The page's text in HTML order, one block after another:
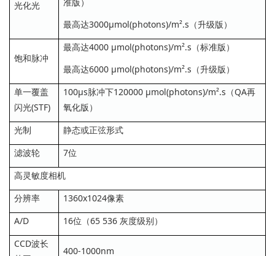
光化光
最高达3000µmol(photons)/m².s（升级版）
饱和脉冲
最高达4000 µmol(photons)/m².s（标准版）
最高达6000 µmol(photons)/m².s（升级版）
单一覆盖
闪光(STF)
100µs脉冲下120000 µmol(photons)/m².s（QA再
氧化版）
光制
静态或正弦形式
滤波轮
7位
高灵敏度相机
分辨率
1360x1024像素
A/D
16位（65 536 灰度级别）
CCD波长
400-1000nm